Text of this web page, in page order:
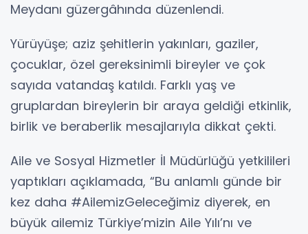
Meydanı güzergâhında düzenlendi.
Yürüyüşe; aziz şehitlerin yakınları, gaziler,
çocuklar, özel gereksinimli bireyler ve çok
sayıda vatandaş katıldı. Farklı yaş ve
gruplardan bireylerin bir araya geldiği etkinlik,
birlik ve beraberlik mesajlarıyla dikkat çekti.
Aile ve Sosyal Hizmetler İl Müdürlüğü yetkilileri
yaptıkları açıklamada, “Bu anlamlı günde bir
kez daha #AilemizGeleceğimiz diyerek, en
büyük ailemiz Türkiye’mizin Aile Yılı’nı ve